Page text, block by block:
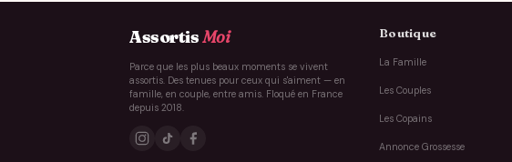
AssortisMoi
Parce que les plus beaux moments se vivent
assortis. Des tenues pour ceux qui s'aiment — en
famille, en couple, entre amis. Floqué en France
depuis 2018.
Boutique
La Famille
Les Couples
Les Copains
Annonce Grossesse